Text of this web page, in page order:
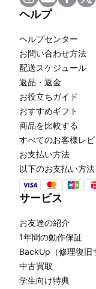
ヘルプ
ヘルプセンター
お問い合わせ方法
配送スケジュール
返品・返金
お役立ちガイド
おすすめギフト
商品を比較する
すべてのお客様レ
お支払い方法
以下のお支払い方
サービス
お友達の紹介
1年間の動作保証
BackUp（修理復旧
中古買取
学生向け特典